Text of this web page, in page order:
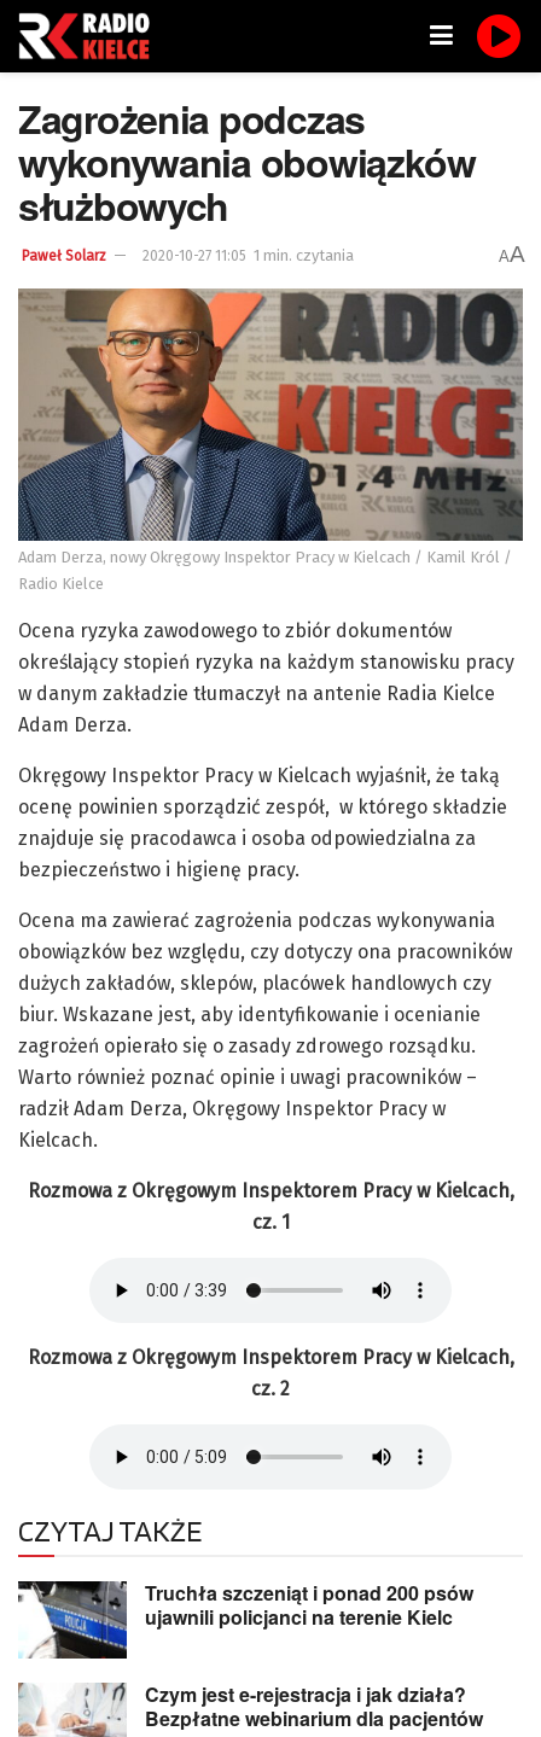
Zagrożenia podczas
wykonywania obowiązków
służbowych
Paweł Solarz 2020-10-27 11:05 1 min. czytania AA
Adam Derza, nowy Okręgowy Inspektor Pracy w Kielcach / Kamil Król /
Radio Kielce
Ocena ryzyka zawodowego to zbiór dokumentów
określający stopień ryzyka na każdym stanowisku pracy
w danym zakładzie tłumaczył na antenie Radia Kielce
Adam Derza.
Okręgowy Inspektor Pracy w Kielcach wyjaśnił, że taką
ocenę powinien sporządzić zespół, w którego składzie
znajduje się pracodawca i osoba odpowiedzialna za
bezpieczeństwo i higienę pracy.
Ocena ma zawierać zagrożenia podczas wykonywania
obowiązków bez względu, czy dotyczy ona pracowników
dużych zakładów, sklepów, placówek handlowych czy
biur. Wskazane jest, aby identyfikowanie i ocenianie
zagrożeń opierało się o zasady zdrowego rozsądku.
Warto również poznać opinie i uwagi pracowników –
radził Adam Derza, Okręgowy Inspektor Pracy w
Kielcach.
Rozmowa z Okręgowym Inspektorem Pracy w Kielcach,
cz. 1
Rozmowa z Okręgowym Inspektorem Pracy w Kielcach,
cz. 2
CZYTAJ TAKŻE
Truchła szczeniąt i ponad 200 psów
ujawnili policjanci na terenie Kielc
Czym jest e-rejestracja i jak działa?
Bezpłatne webinarium dla pacjentów